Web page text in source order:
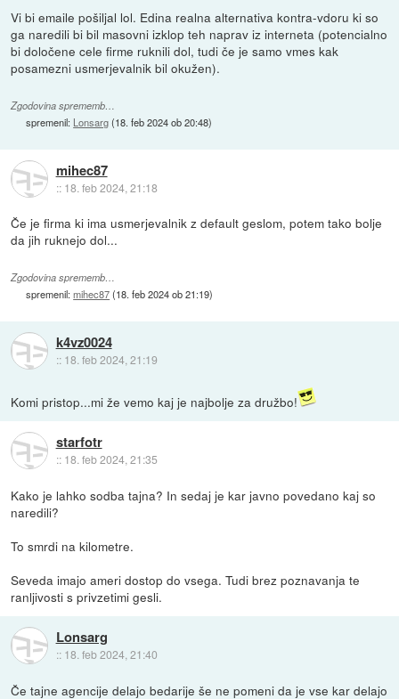
Vi bi emaile pošiljal lol. Edina realna alternativa kontra-vdoru ki so
ga naredili bi bil masovni izklop teh naprav iz interneta (potencialno
bi določene cele firme ruknili dol, tudi če je samo vmes kak
posamezni usmerjevalnik bil okužen).
Zgodovina sprememb…
spremenil: Lonsarg(18. feb 2024 ob 20:48)
mihec87
:: 18. feb 2024, 21:18
Če je firma ki ima usmerjevalnik z default geslom, potem tako bolje
da jih ruknejo dol...
Zgodovina sprememb…
spremenil:mihec87(18. feb 2024 ob 21:19)
k4vz0024
:: 18. feb 2024, 21:19
Komi pristop...mi že vemo kaj je najbolje za družbo!
starfotr
:: 18. feb 2024, 21:35
Kako je lahko sodba tajna? In sedaj je kar javno povedano kaj so
naredili?
To smrdi na kilometre.
Seveda imajo ameri dostop do vsega. Tudi brez poznavanja te
ranljivosti s privzetimi gesli.
Lonsarg
:: 18. feb 2024, 21:40
Če tajne agencije delajo bedarije še ne pomeni da je vse kar delajo